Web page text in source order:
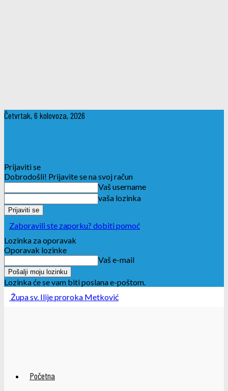
Četvrtak, 6 kolovoza, 2026
Prijaviti se
Dobrodošli! Prijavite se na svoj račun
Vaš username
vaša lozinka
Zaboravili ste zaporku? dobiti pomoć
Lozinka za oporavak
Oporavak lozinke
Vaš e-mail
Lozinka će se vam biti poslana e-poštom.
Župa sv. Ilije proroka Metković
Početna